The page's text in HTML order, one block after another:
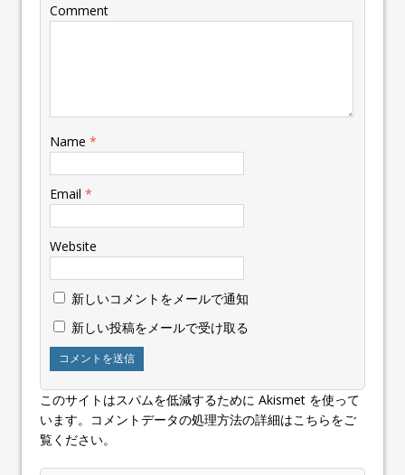
Comment
Name *
Email *
Website
新しいコメントをメールで通知
新しい投稿をメールで受け取る
このサイトはスパムを低減するために Akismet を使って
います。
コメントデータの処理方法の詳細はこちらをご
覧ください。